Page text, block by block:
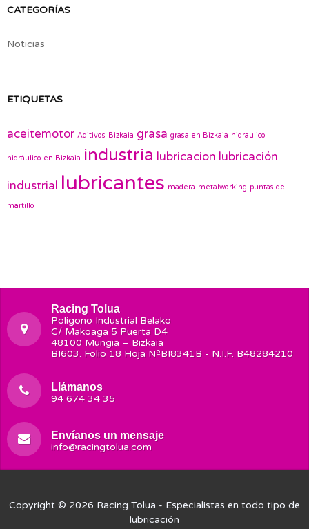
CATEGORÍAS
Noticias
ETIQUETAS
aceitemotor Aditivos Bizkaia grasa grasa en Bizkaia hidraulico
hidráulico en Bizkaia industria lubricacion lubricación
industrial lubricantes madera metalworking puntas de
martillo
Racing Tolua
Polígono Industrial Belako
C/ Makoaga 5 Puerta D4
48100 Mungia – Bizkaia
BI603. Folio 18 Hoja NºBI8341B - N.I.F. B48284210
Llámanos
94 674 34 35
Envíanos un mensaje
info@racingtolua.com
Copyright © 2026 Racing Tolua - Especialistas en todo tipo de
lubricación